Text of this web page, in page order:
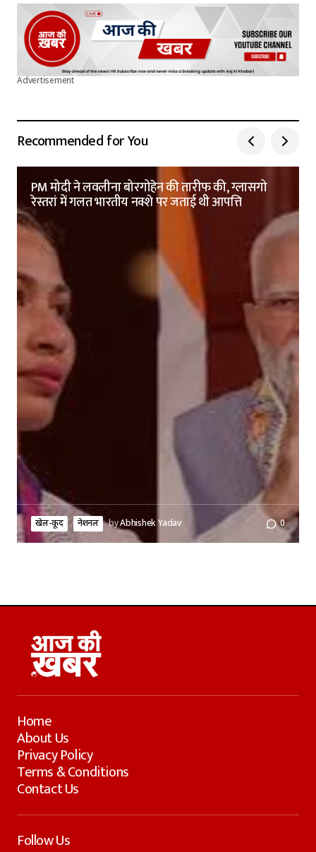
Advertisement
Recommended for You
PM मोदी ने लवलीना बोरगोहेन की तारीफ की, ग्लासगो
रेस्तरां में गलत भारतीय नक्शे पर जताई थी आपत्ति
खेल-कूद नेशनल byAbhishek Yadav 0
Home
About Us
Privacy Policy
Terms & Conditions
Contact Us
Follow Us